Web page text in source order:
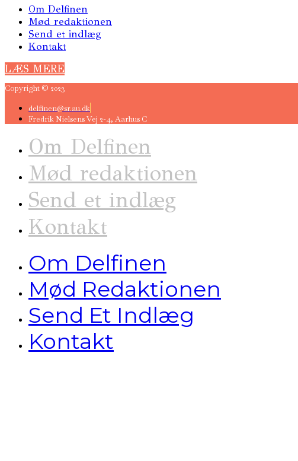
Om Delfinen
Mød redaktionen
Send et indlæg
Kontakt
LÆS MERE
Copyright © 2023
delfinen@sr.au.dk
Fredrik Nielsens Vej 2-4, Aarhus C
Om Delfinen
Mød redaktionen
Send et indlæg
Kontakt
Om Delfinen
Mød Redaktionen
Send Et Indlæg
Kontakt